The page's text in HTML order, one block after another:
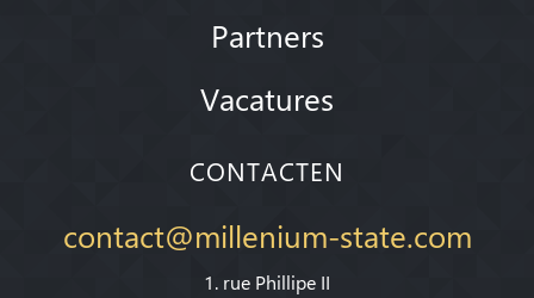
Partners
Vacatures
CONTACTEN
contact@millenium-state.com
1. rue Phillipe II